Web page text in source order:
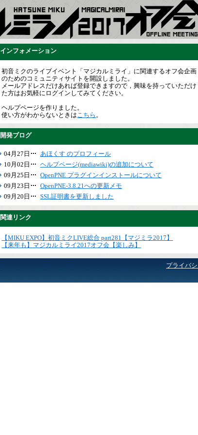
インフォメーション
初音ミクのライブイベント「マジカルミライ」に関連するオフ会企画
のためのコミュニティサイトを開設しました。
メールアドレスだけあれば登録できますので，興味を持っていただけ
た方はお気軽にログインしてみてください。
ヘルプページを作りました。
使い方がわからないときはこちら 。
開発ブログ
04月27日
あほくす のプロフィール
10月02日
ヘルプページ(mediawiki)の追加について
09月25日
OpenPNE プラグインインストールについて
09月23日
OpenPNE-3.8.21への更新メモ
09月20日
SSL証明書を更新しました
関連リンク
【MIKU EXPO】初音ミクLIVE総合 part281【マジミラ2017】
【来年も】マジカルミライ2017オフ会【楽しみ】
プライバ